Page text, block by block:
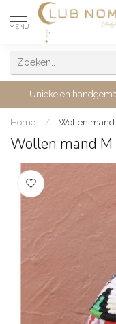
MENU
Unieke en
Home / Wollen mand
Wollen mand